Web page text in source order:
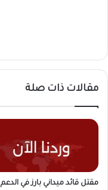
مقالات ذات صلة
مقتل قائد ميداني بارز في الدعم